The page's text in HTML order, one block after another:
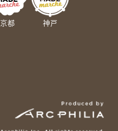
京都 神戸